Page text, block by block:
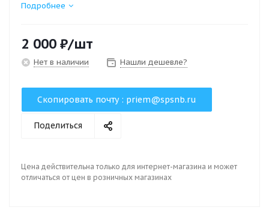
Подробнее
2 000 ₽/шт
Нет в наличии Нашли дешевле?
Скопировать почту : priem@spsnb.ru
Поделиться
Цена действительна только для интернет-магазина и может
отличаться от цен в розничных магазинах